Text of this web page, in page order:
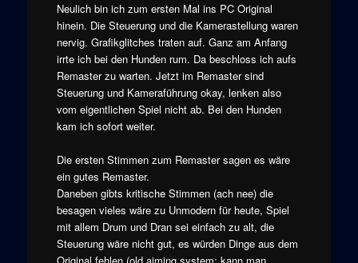
Neulich bin ich zum ersten Mal ins PC Original
hinein. Die Steuerung und die Kamerastellung waren
nervig. Grafikglitches traten auf. Ganz am Anfang
irrte ich bei den Hunden rum. Da beschloss ich aufs
Remaster zu warten. Jetzt im Remaster sind
Steuerung und Kameraführung okay, lenken also
vom eigentlichen Spiel nicht ab. Bei den Hunden
kam ich sofort weiter.
Die ersten Stimmen zum Remaster sagen es wäre
ein gutes Remaster.
Daneben gibts kritische Stimmen (ach nee) die
besagen vieles wäre zu Unmodern für heute, Spiel
mit allem Drum und Dran sei einfach zu alt, die
Steuerung wäre nicht gut, es würden Dinge aus dem